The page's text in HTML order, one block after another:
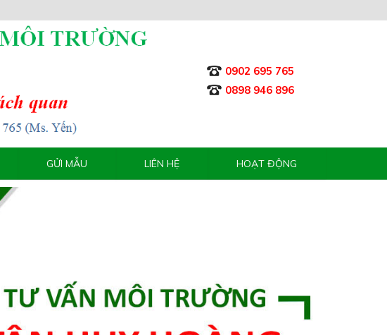
0902 695 765
0898 946 896
GỬI MẪU LIÊN HỆ HOẠT ĐỘNG